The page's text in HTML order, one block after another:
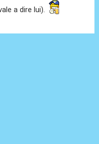
a dire lui).